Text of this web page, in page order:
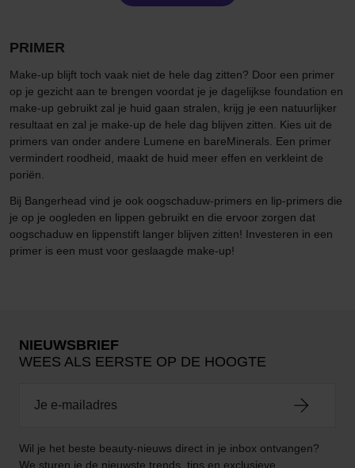
PRIMER
Make-up blijft toch vaak niet de hele dag zitten? Door een primer
op je gezicht aan te brengen voordat je je dagelijkse foundation en
make-up gebruikt zal je huid gaan stralen, krijg je een natuurlijker
resultaat en zal je make-up de hele dag blijven zitten. Kies uit de
primers van onder andere Lumene en bareMinerals. Een primer
vermindert roodheid, maakt de huid meer effen en verkleint de
poriën.
Bij Bangerhead vind je ook oogschaduw-primers en lip-primers die
je op je oogleden en lippen gebruikt en die ervoor zorgen dat
oogschaduw en lippenstift langer blijven zitten! Investeren in een
primer is een must voor geslaagde make-up!
NIEUWSBRIEF
WEES ALS EERSTE OP DE HOOGTE
Wil je het beste beauty-nieuws direct in je inbox ontvangen?
We sturen je de nieuwste trends, tips en exclusieve